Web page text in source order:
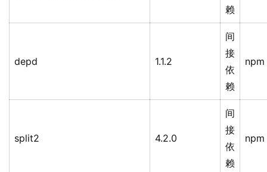
赖
depd 1.1.2
间
接
依
赖
npm
split2 4.2.0
间
接
依
赖
npm